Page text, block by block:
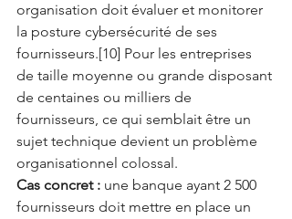
organisation doit évaluer et monitorer
la posture cybersécurité de ses
fournisseurs.[10] Pour les entreprises
de taille moyenne ou grande disposant
de centaines ou milliers de
fournisseurs, ce qui semblait être un
sujet technique devient un problème
organisationnel colossal.
Cas concret : une banque ayant 2 500
fournisseurs doit mettre en place un